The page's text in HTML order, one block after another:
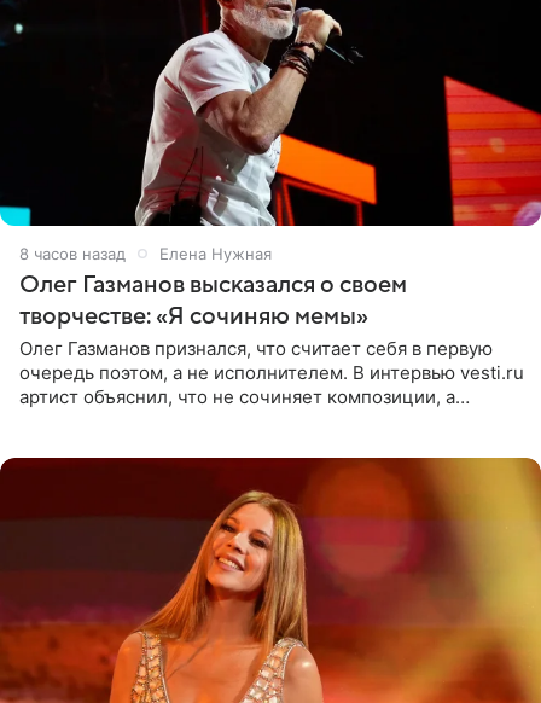
8 часов назад Елена Нужная
Олег Газманов высказался о своем
творчестве: «Я сочиняю мемы»
Олег Газманов признался, что считает себя в первую
очередь поэтом, а не исполнителем. В интервью vesti.ru
артист объяснил, что не сочиняет композиции, а